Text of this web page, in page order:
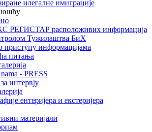
илегалне имиграције
РЕГИСТАР расположивих информација
Тужилаштва БиХ
приступу информацијама
питања
- PRESS
интервју
ентеријера и екстеријера
материјали